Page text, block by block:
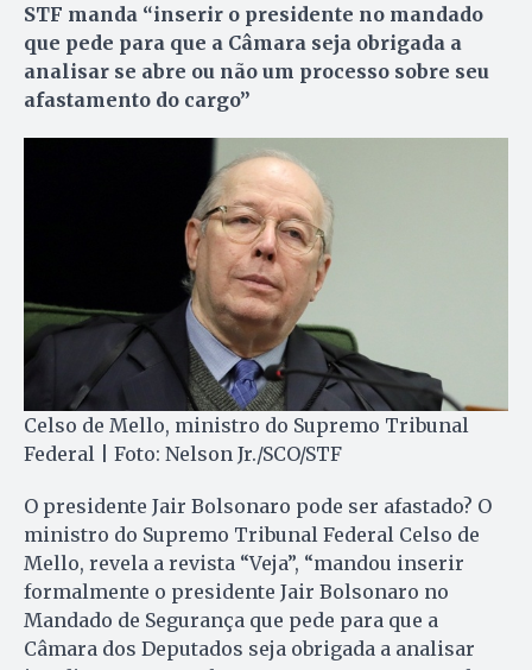
STF manda “inserir o presidente no mandado
que pede para que a Câmara seja obrigada a
analisar se abre ou não um processo sobre seu
afastamento do cargo”
Celso de Mello, ministro do Supremo Tribunal
Federal | Foto: Nelson Jr./SCO/STF
O presidente Jair Bolsonaro pode ser afastado? O
ministro do Supremo Tribunal Federal Celso de
Mello, revela a revista “Veja”, “mandou inserir
formalmente o presidente Jair Bolsonaro no
Mandado de Segurança que pede para que a
Câmara dos Deputados seja obrigada a analisar